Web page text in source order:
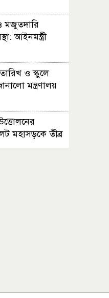
মজুতদারি
আইনমন্ত্রী
ও স্কুলে
মন্ত্রণালয়
মহাসড়কে তীব্র